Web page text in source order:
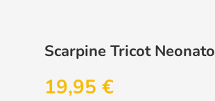
Scarpine Tricot Neonato
19,95 €